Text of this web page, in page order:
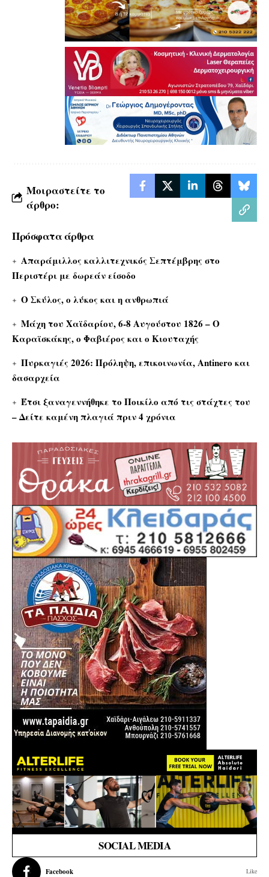
Μοιραστείτε το
άρθρο:
Πρόσφατα άρθρα
Απαράμιλλος καλλιτεχνικός Σεπτέμβρης στο
Περιστέρι με δωρεάν είσοδο
Ο Σκύλος, ο λύκος και η ανθρωπιά
Μάχη του Χαϊδαρίου, 6-8 Αυγούστου 1826 – Ο
Καραϊσκάκης, ο Φαβιέρος και ο Κιουταχής
Πυρκαγιές 2026: Πρόληψη, επικοινωνία, Antinero και
δασαρχεία
Έτσι ξαναγεννήθηκε το Ποικίλο από τις στάχτες του
– Δείτε καμένη πλαγιά πριν 4 χρόνια
SOCIAL MEDIA
Facebook Like